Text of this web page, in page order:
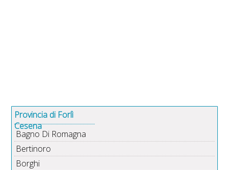
Provincia di Forlì
Cesena
Bagno Di Romagna
Bertinoro
Borghi